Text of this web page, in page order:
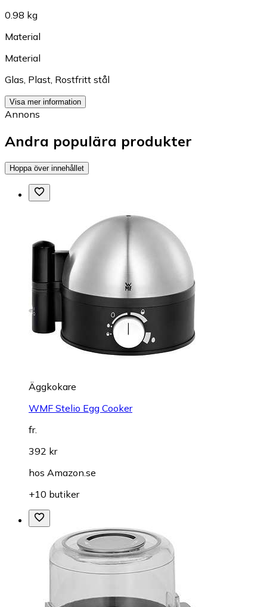
0.98 kg
Material
Material
Glas Plast Rostfritt stål
Visa mer information
Annons
Andra populära produkter
Hoppa över innehållet
Äggkokare
WMF Stelio Egg Cooker
fr.
392 kr
hos Amazon.se
+10 butiker